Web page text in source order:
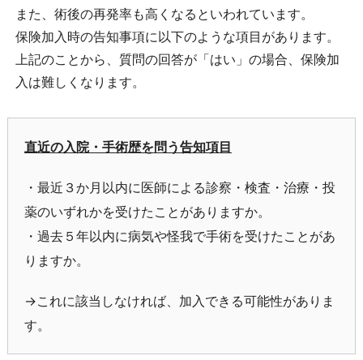
また、術後の再発率も高くなるといわれています。
保険加入時の告知事項に以下のような項目があります。
上記のことから、質問の回答が「はい」の場合、保険加
入は難しくなります。
直近の入院・手術歴を問う告知項目
・最近３か月以内に医師による診察・検査・治療・投
薬のいずれかを受けたことがありますか。
・過去５年以内に病気や怪我で手術を受けたことがあ
りますか。
→これに該当しなければ、加入できる可能性がありま
す。